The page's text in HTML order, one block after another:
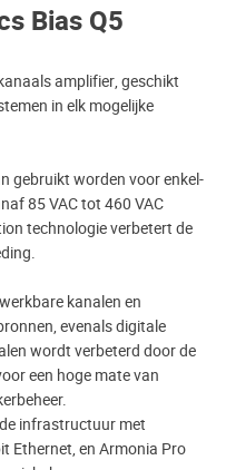
Bias Q5
amplifier, geschikt
in elk mogelijke
gebruikt worden voor enkel-
85 VAC tot 460 VAC
technologie verbetert de
kanalen en
evenals digitale
wordt verbeterd door de
een hoge mate van
infrastructuur met
Ethernet, en Armonia Pro